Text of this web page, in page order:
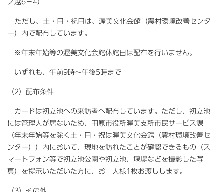
ノ越6－4）
ただし、土・日・祝日は、渥美文化会館（農村環境改善センタ
ー）内で配布しています。
※年末年始等の渥美文化会館休館日は配布を行いません。
いずれも、午前9時～午後5時まで
（2）配布条件
カードは初立池への来訪者へ配布しています。ただし、初立池
には管理人が居ないため、田原市役所渥美支所市民サービス課
（年末年始等を除く土・日・祝は渥美文化会館（農村環境改善セ
ンター））内において、 現地を訪れたことが確認できるもの（ス
マートフォン等で初立池公園や初立池、堰堤などを撮影した写
真）を提示いただいた方に、お一人様1枚お渡しします。
（3）その他